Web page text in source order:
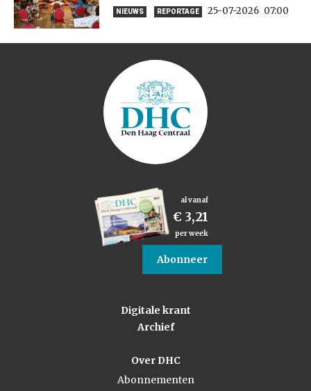
NIEUWS REPORTAGE 25-07-2026 07:00
al vanaf
€ 3,21
per week
Abonneer
Digitale krant
Archief
Over DHC
Abonnementen